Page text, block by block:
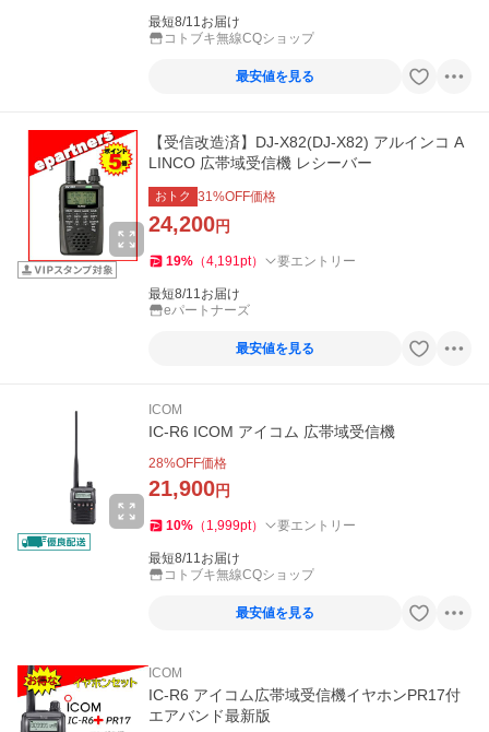
最短8/11お届け
コトブキ無線CQショップ
最安値を見る
【受信改造済】DJ-X82(DJ-X82) アルインコ A
LINCO 広帯域受信機 レシーバー
おトク 31%OFF価格
24,200円
19% （4,191pt） 要エントリー
最短8/11お届け
eパートナーズ
最安値を見る
ICOM
IC-R6 ICOM アイコム 広帯域受信機
28%OFF価格
21,900円
10% （ 1,999pt） 要エントリー
最短8/11お届け
コトブキ無線CQショップ
最安値を見る
ICOM
IC-R6 アイコム広帯域受信機イヤホンPR17付
エアバンド最新版